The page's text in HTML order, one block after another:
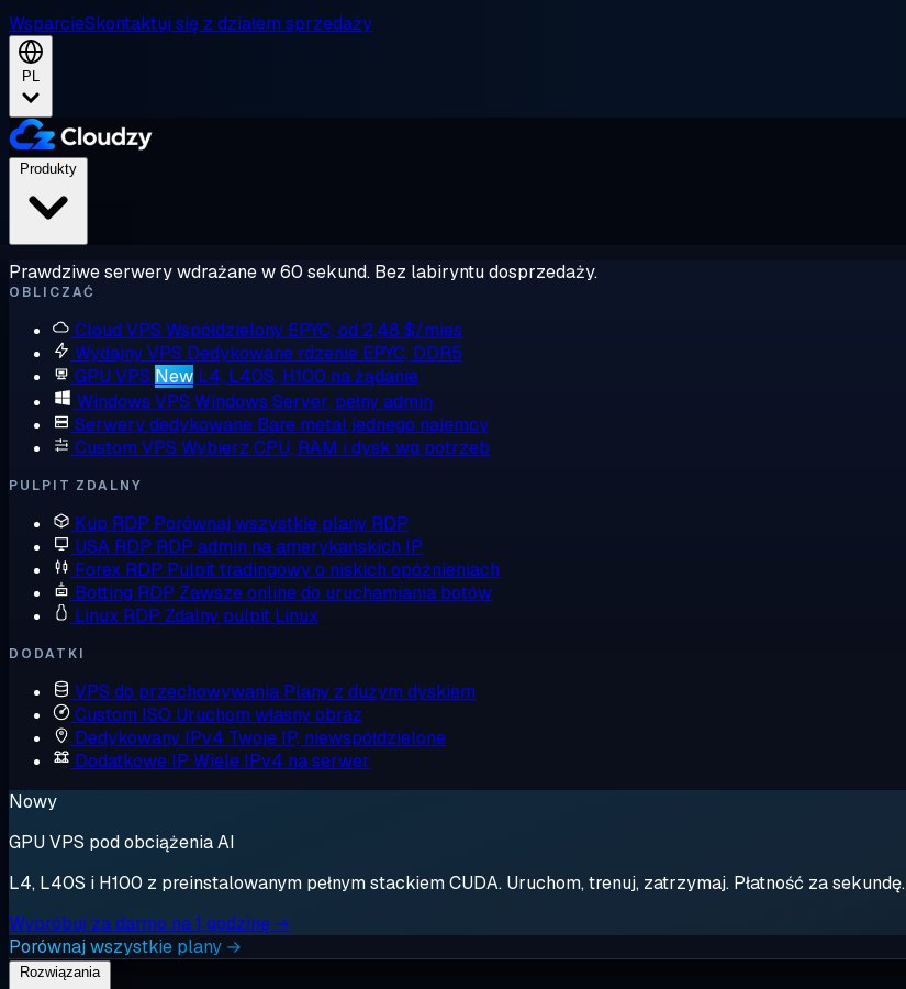
WsparcieSkontaktuj się z działem sprzedaży
PL
Prawdziwe serwery wdrażane w 60 sekund. Bez labiryntu dosprzedaży.
OBLICZAĆ
Cloud VPS Współdzielony EPYC, od 2,48 $/mies
Wydajny VPS Dedykowane rdzenie EPYC, DDR5
GPU VPS New L4, L40S, H100 na żądanie
Windows VPS Windows Server, pełny admin
Serwery dedykowane Bare metal jednego najemcy
Custom VPS Wybierz CPU, RAM i dysk wg potrzeb
PULPIT ZDALNY
Kup RDP Porównaj wszystkie plany RDP
USA RDP RDP admin na amerykańskich IP
Forex RDP Pulpit tradingowy o niskich opóźnieniach
Botting RDP Zawsze online do uruchamiania botów
Linux RDP Zdalny pulpit Linux
DODATKI
VPS do przechowywania Plany z dużym dyskiem
Custom ISO Uruchom własny obraz
Dedykowany IPv4 Twoje IP, niewspółdzielone
Dodatkowe IP Wiele IPv4 na serwer
Nowy
GPU VPS pod obciążenia AI
L4, L40S i H100 z preinstalowanym pełnym stackiem CUDA. Uruchom, trenuj, zatrzymaj. Płatność za sekundę.
Wypróbuj za darmo na 1 godzinę →
Porównaj wszystkie plany →
Rozwiązania